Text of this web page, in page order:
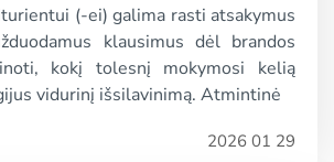
(-ei) galima rasti atsakymus
klausimus dėl brandos
kokį tolesnį mokymosi kelią
vidurinį išsilavinimą. Atmintinė
2026 01 29